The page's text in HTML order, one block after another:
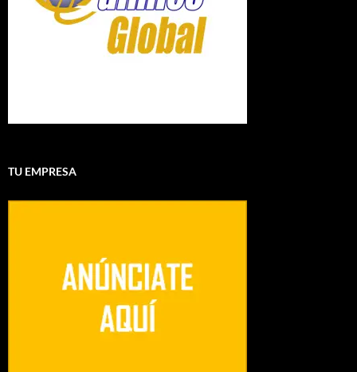
TU EMPRESA